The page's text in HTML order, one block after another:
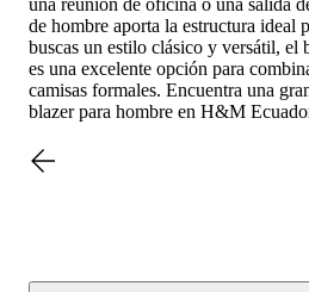
una reunión de oficina o una salida
de hombre aporta la estructura ideal
buscas un estilo clásico y versátil, el
es una excelente opción para
camisas formales. Encuentra una
blazer para hombre en H&M